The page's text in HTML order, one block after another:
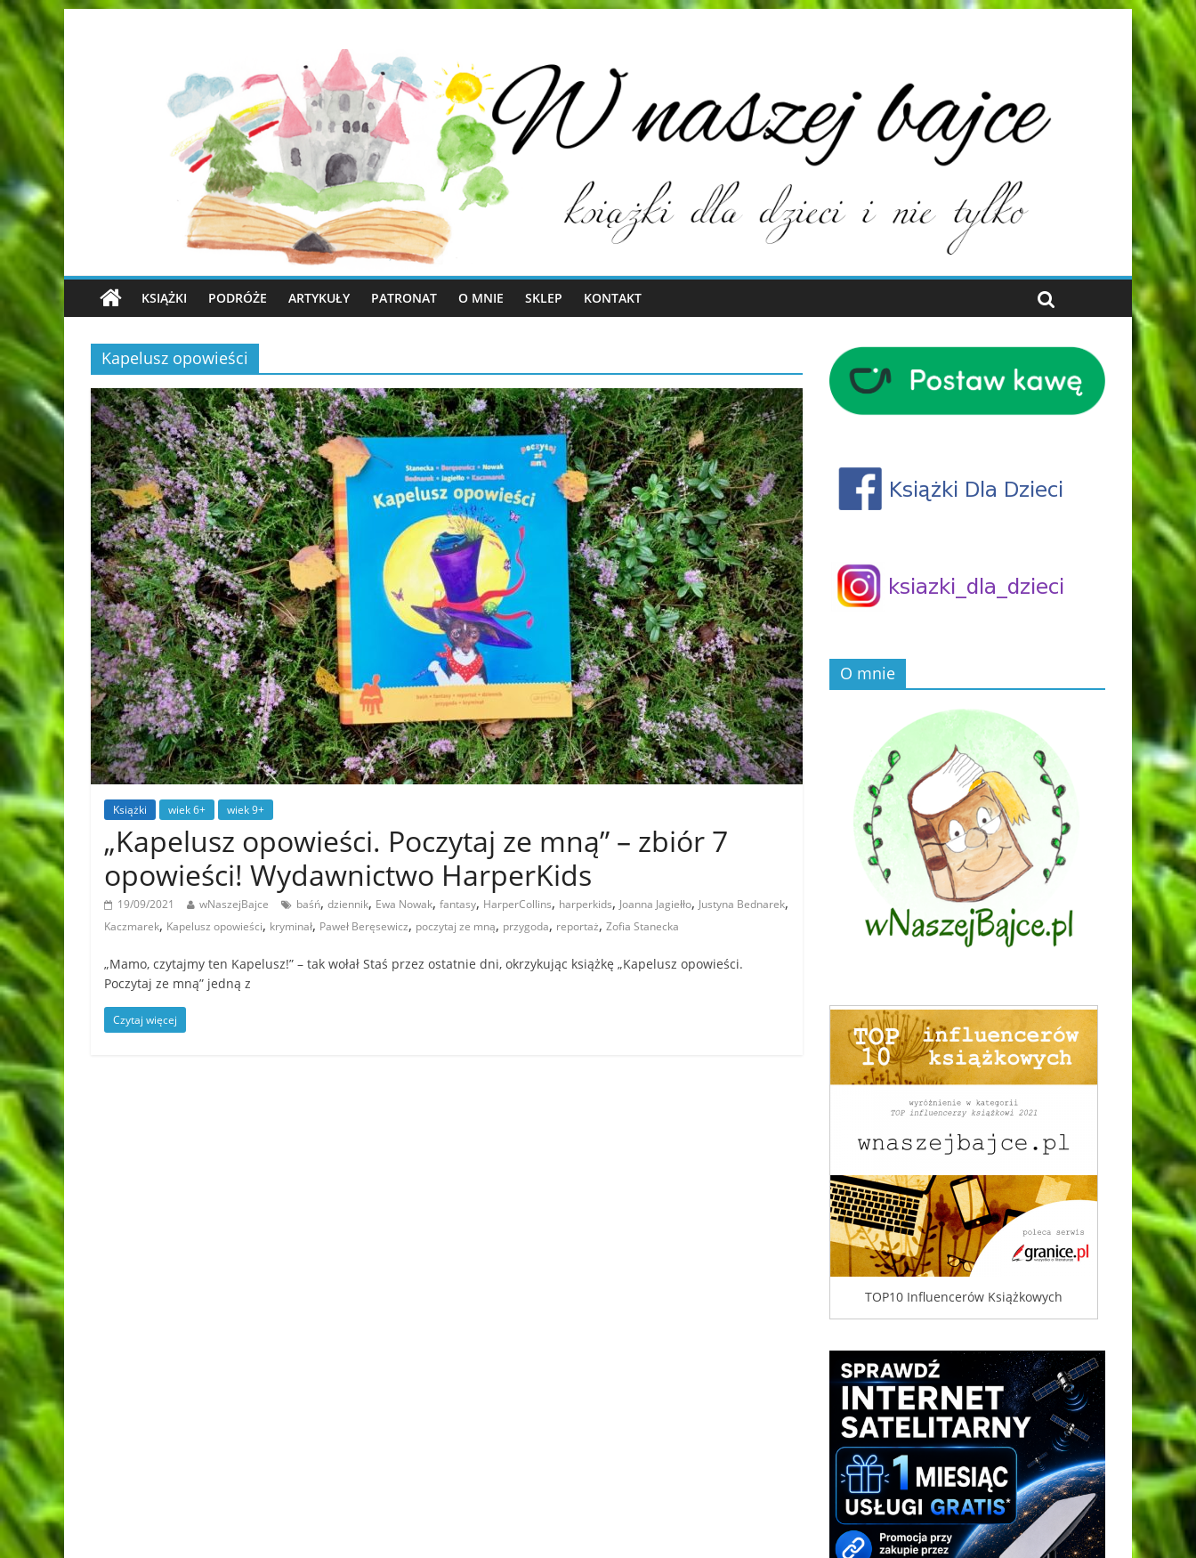
KSIĄŻKI PODRÓŻE ARTYKUŁY PATRONAT O MNIE SKLEP KONTAKT
Kapelusz opowieści
Książki wiek 6+ wiek 9+
„Kapelusz opowieści. Poczytaj ze mną” – zbiór 7
opowieści! Wydawnictwo HarperKids
19/09/2021 wNaszejBajce baśń, dziennik, Ewa Nowak, fantasy, HarperCollins, harperkids, Joanna Jagiełło, Justyna Bednarek,
Kaczmarek, Kapelusz opowieści, kryminał, Paweł Beręsewicz, poczytaj ze mną, przygoda, reportaż, Zofia Stanecka
„Mamo, czytajmy ten Kapelusz!” – tak wołał Staś przez ostatnie dni, okrzykując książkę „Kapelusz opowieści.
Poczytaj ze mną” jedną z
Czytaj więcej
O mnie
TOP10 Influencerów Książkowych